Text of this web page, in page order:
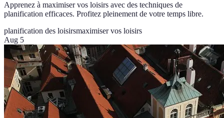
Apprenez à maximiser vos loisirs avec des techniques de
planification efficaces. Profitez pleinement de votre temps libre.
planification des loisirsmaximiser vos loisirs
Aug 5